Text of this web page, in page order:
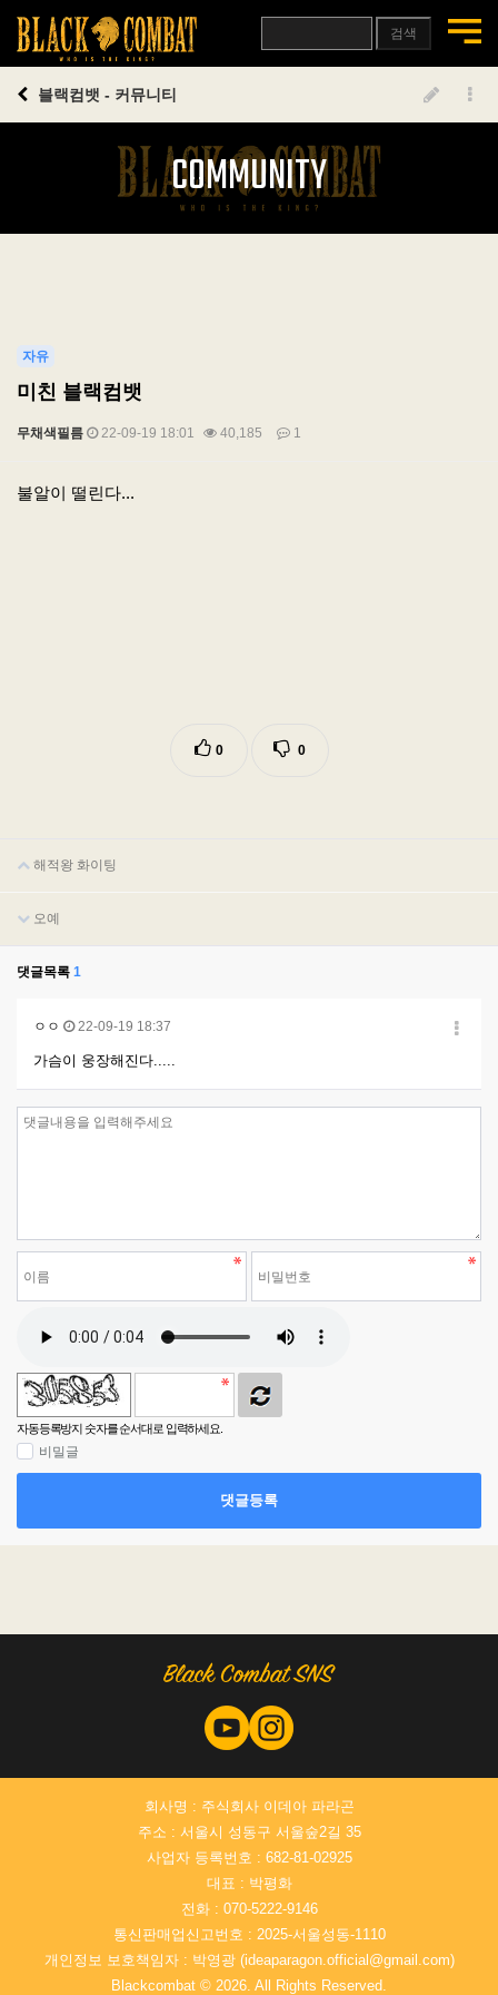
검색
블랙컴뱃 - 커뮤니티
COMMUNITY
자유
미친 블랙컴뱃
무채색필름 22-09-19 18:01 40,185 1
본문
불알이 떨린다...
0 0
해적왕 화이팅
오예
댓글목록 1
ㅇㅇ 22-09-19 18:37
가슴이 웅장해진다.....
자동등록방지 숫자를 순서대로 입력하세요.
비밀글
댓글등록
회사명 : 주식회사 이데아 파라곤
주소 : 서울시 성동구 서울숲2길 35
사업자 등록번호 : 682-81-02925
대표 : 박평화
전화 : 070-5222-9146
통신판매업신고번호 : 2025-서울성동-1110
개인정보 보호책임자 : 박영광 (ideaparagon.official@gmail.com)
Blackcombat © 2026. All Rights Reserved.